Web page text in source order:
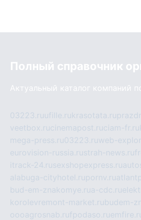
Полный справочник
Актуальный каталог компаний
03223.ruufille.rukrasotata.ru
veetbox.rucinemapost.ruciam-fr.ru
mega-press.ru03223.ruweb-
eurovision-russia.rustrah-news.ru
itrack-24.rusexshopexpress.ru
alabuga-cityhotel.rupornv.ru
bud-em-znakomye.rua-cdc.ru
korolevremont-market.rubudem-
oooagrosnab.rufpodaso.ru